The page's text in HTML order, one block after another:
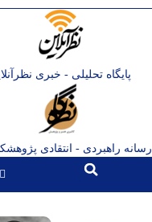
پایگاه تحلیلی - خبری
رسانه راهبردی - انتقادی